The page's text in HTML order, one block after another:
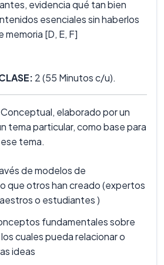
evidencia qué tan bien
esenciales sin haberlos
memoria [D, E, F]
2 (55 Minutos c/u).
Conceptual, elaborado por un
tema particular, como base para
tema.
de modelos de
que otros han creado (expertos
o estudiantes )
fundamentales sobre
cuales pueda relacionar o
ideas